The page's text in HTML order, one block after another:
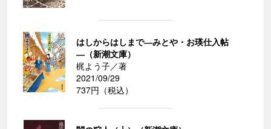
はしからはしまで―みとや・お瑛仕入帖
―（新潮文庫）
梶よう子／著
2021/09/29
737円（税込）